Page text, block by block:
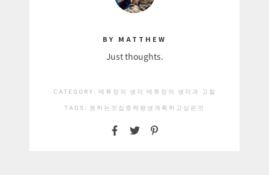
BY MATTHEW
Just thoughts.
CATEGORY: 메튜장의 생각 메튜장의 생각과 고찰
TAGS: 원하는것 집중력 평생계획 하고싶은것